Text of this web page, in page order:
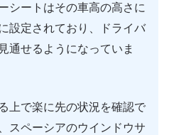
シートはその車高の高さに
設定されており、ドライバ
通せるようになっていま
上で楽に先の状況を確認で
スペーシアのウインドウサ